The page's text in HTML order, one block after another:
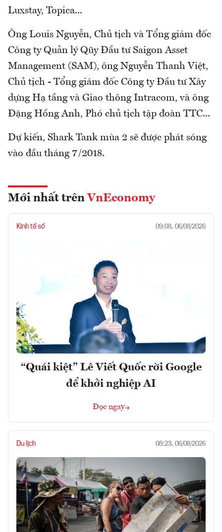
Luxstay, Topica...
Ông Louis Nguyễn, Chủ tịch và Tổng giám đốc
Công ty Quản lý Qũy Đầu tư Saigon Asset
Management (SAM), ông Nguyễn Thanh Việt,
Chủ tịch - Tổng giám đốc Công ty Đầu tư Xây
dựng Hạ tầng và Giao thông Intracom, và ông
Đặng Hồng Anh, Phó chủ tịch tập đoàn TTC...
Dự kiến, Shark Tank mùa 2 sẽ được phát sóng
vào đầu tháng 7/2018.
Mới nhất trên VnEconomy
Kinh tế số 09:08, 06/08/2026
“Quái kiệt” Lê Viết Quốc rời Google
để khởi nghiệp AI
Đọc ngay
Du lịch 08:23, 06/08/2026